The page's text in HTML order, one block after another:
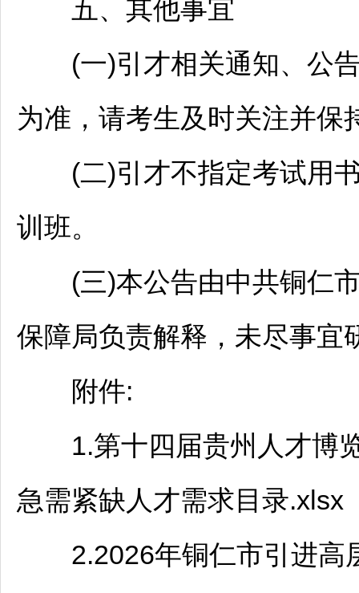
五、其他事宜
(一)引才相关通知、公告
为准，请考生及时关注并保
(二)引才不指定考试用书
训班。
(三)本公告由中共铜仁
保障局负责解释，未尽事宜
附件:
1.第十四届贵州人才博
急需紧缺人才需求目录.xlsx
2.2026年铜仁市引进高